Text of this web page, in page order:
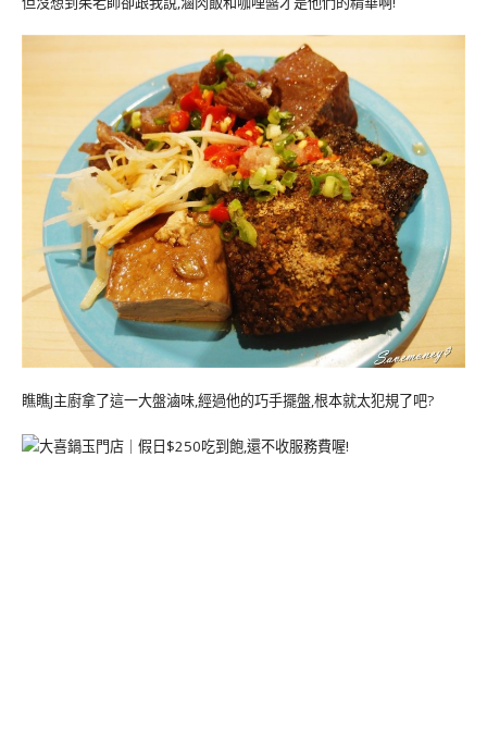
瞧瞧J主廚拿了這一大盤滷味,經過他的巧手擺盤,根本就太犯規了吧?